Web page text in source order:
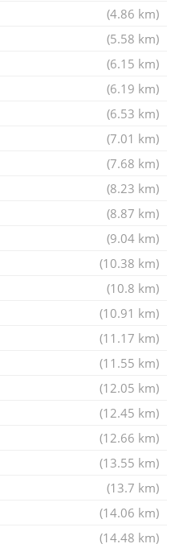
(4.86 km)
(5.58 km)
(6.15 km)
(6.19 km)
(6.53 km)
(7.01 km)
(7.68 km)
(8.23 km)
(8.87 km)
(9.04 km)
(10.38 km)
(10.8 km)
(10.91 km)
(11.17 km)
(11.55 km)
(12.05 km)
(12.45 km)
(12.66 km)
(13.55 km)
(13.7 km)
(14.06 km)
(14.48 km)